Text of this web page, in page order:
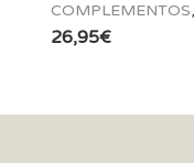
COMPLEMENTOS,
26,95€